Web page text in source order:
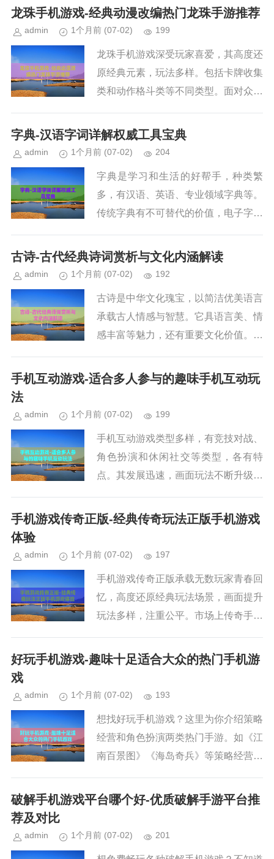
多渠道吸引玩家，建立客户群体，为你
在手游代理行业站稳脚跟支招。...
龙珠手机游戏-经典动漫改编热门龙珠手游推荐
admin 1个月前 (07-02) 199
龙珠手机游戏深受玩家喜爱，其高度还
原经典元素，玩法多样。包括卡牌收集
类和动作格斗类等不同类型。面对众多
型、画面音效及社交性等方面来选择适
合自己的龙珠手机游戏。...
字典-汉语字词详解权威工具宝典
admin 1个月前 (07-02) 204
字典是学习和生活的好帮手，种类繁
多，有汉语、英语、专业领域字典等。
传统字典有不可替代的价值，电子字典
传承方面意义重大，记录语言发展演
变，值得我们珍惜利用。...
古诗-古代经典诗词赏析与文化内涵解读
admin 1个月前 (07-02) 192
古诗是中华文化瑰宝，以简洁优美语言
承载古人情感与智慧。它具语言美、情
感丰富等魅力，还有重要文化价值。在
压力，我们应从学校教育、媒体宣传等
手机互动游戏-适合多人参与的趣味手机互动玩
法
admin 1个月前 (07-02) 199
手机互动游戏类型多样，有竞技对战、
角色扮演和休闲社交等类型，各有特
点。其发展迅速，画面玩法不断升级，
不良内容问题。带你了解手机互动游戏
手机游戏传奇正版-经典传奇玩法正版手机游戏
体验
admin 1个月前 (07-02) 197
手机游戏传奇正版承载无数玩家青春回
忆，高度还原经典玩法场景，画面提升
玩法多样，注重公平。市场上传奇手游
收费模式等方面选正版，重温热血传奇
好玩手机游戏-趣味十足适合大众的热门手机游
戏
admin 1个月前 (07-02) 193
想找好玩手机游戏？这里为你介绍策略
经营和角色扮演两类热门手游。如《江
南百景图》《海岛奇兵》等策略经营手
日方舟》等角色扮演手游，让你沉浸虚
破解手机游戏平台哪个好-优质破解手游平台推
荐及对比
admin 1个月前 (07-02) 201